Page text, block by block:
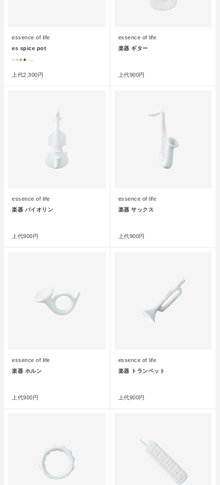
essence of life
es spice pot
● ●● ●
上代2,300円
essence of life
楽器 ギター
上代900円
essence of life
楽器 バイオリン
上代900円
essence of life
楽器 サックス
上代900円
essence of life
楽器 ホルン
上代900円
essence of life
楽器 トランペット
上代900円